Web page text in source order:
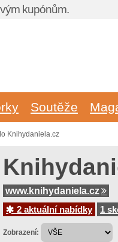
kupónům.
Soutěže
Knihydaniela.cz
www.knihydaniela.cz
2 aktuální nabídky
1
Zobrazení: